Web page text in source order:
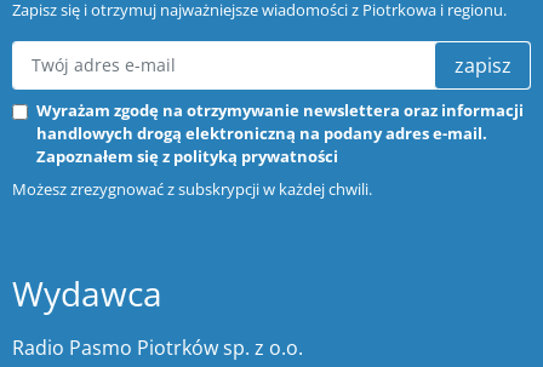
Zapisz się i otrzymuj najważniejsze wiadomości z Piotrkowa i regionu.
zapisz
Wyrażam zgodę na otrzymywanie newslettera oraz informacji
handlowych drogą elektroniczną na podany adres e-mail.
Zapoznałem się z polityką prywatności
Możesz zrezygnować z subskrypcji w każdej chwili.
Wydawca
Radio Pasmo Piotrków sp. z o.o.